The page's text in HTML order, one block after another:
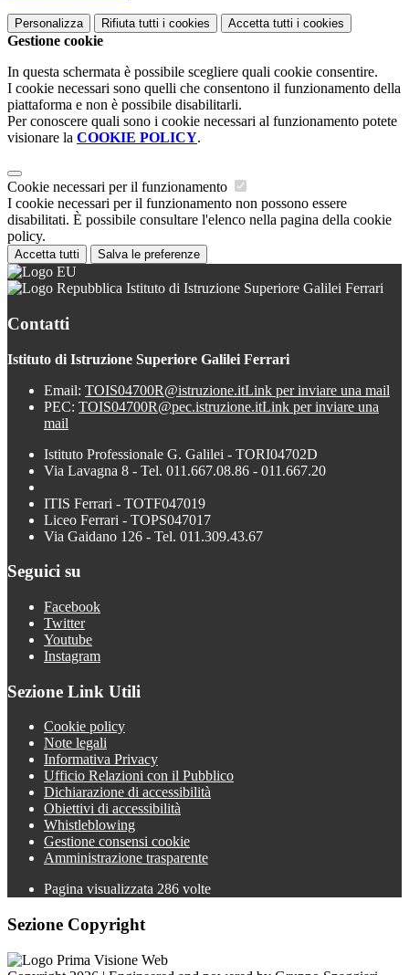
Personalizza Rifiuta tutti i cookies Accetta tutti i cookies
Gestione cookie
In questa schermata è possibile scegliere quali cookie consentire.
I cookie necessari sono quelli che consentono il funzionamento della
piattaforma e non è possibile disabilitarli.
Per conoscere quali sono i cookie necessari al funzionamento potete
visionare la COOKIE POLICY.
Cookie necessari per il funzionamento
I cookie necessari per il funzionamento non possono essere
disabilitati. È possibile consultare l'elenco nella pagina della cookie
policy.
Accetta tutti Salva le preferenze
Istituto di Istruzione Superiore Galilei Ferrari
Contatti
Istituto di Istruzione Superiore Galilei Ferrari
Email: TOIS04700R@istruzione.itLink per inviare una mail
PEC: TOIS04700R@pec.istruzione.itLink per inviare una
mail
Istituto Professionale G. Galilei - TORI04702D
Via Lavagna 8 - Tel. 011.667.08.86 - 011.667.20
ITIS Ferrari - TOTF047019
Liceo Ferrari - TOPS047017
Via Gaidano 126 - Tel. 011.309.43.67
Seguici su
Facebook
Twitter
Youtube
Instagram
Sezione Link Utili
Cookie policy
Note legali
Informativa Privacy
Ufficio Relazioni con il Pubblico
Dichiarazione di accessibilità
Obiettivi di accessibilità
Whistleblowing
Gestione consensi cookie
Amministrazione trasparente
Pagina visualizzata 286 volte
Sezione Copyright